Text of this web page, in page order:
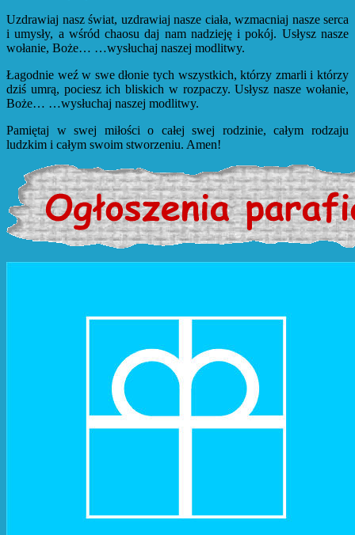
Uzdrawiaj nasz świat, uzdrawiaj nasze ciała, wzmacniaj nasze serca
i umysły, a wśród chaosu daj nam nadzieję i pokój. Usłysz nasze
wołanie, Boże… …wysłuchaj naszej modlitwy.
Łagodnie weź w swe dłonie tych wszystkich, którzy zmarli i którzy
dziś umrą, pociesz ich bliskich w rozpaczy. Usłysz nasze wołanie,
Boże… …wysłuchaj naszej modlitwy.
Pamiętaj w swej miłości o całej swej rodzinie, całym rodzaju
ludzkim i całym swoim stworzeniu. Amen!